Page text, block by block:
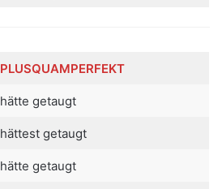
PLUSQUAMPERFEKT
hätte getaugt
hättest getaugt
hätte getaugt